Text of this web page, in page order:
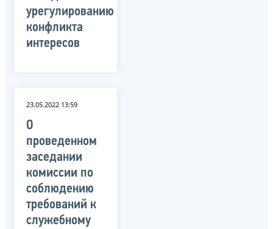
урегулированию
конфликта
интересов
23.05.2022 13:59
О
проведенном
заседании
комиссии по
соблюдению
требований к
служебному